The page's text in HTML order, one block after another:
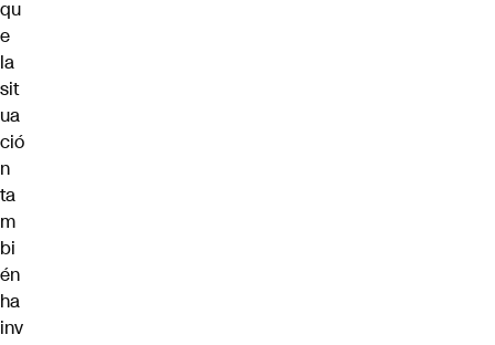
qu
e
la
sit
ua
ció
n
ta
m
bi
én
ha
inv